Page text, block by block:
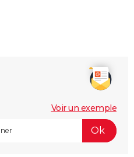
Voir un exemple